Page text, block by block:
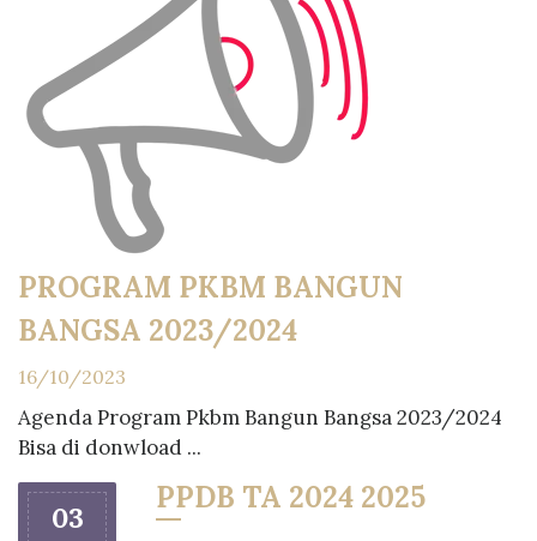
PROGRAM PKBM BANGUN
BANGSA 2023/2024
16/10/2023
Agenda Program Pkbm Bangun Bangsa 2023/2024
Bisa di donwload ...
03
PPDB TA 2024 2025